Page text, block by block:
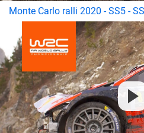
Monte Carlo ralli 2020 - SS5 -